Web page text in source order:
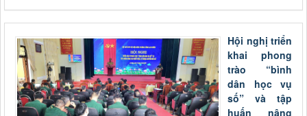
Hội nghị triển
khai phong
trào “bình
dân học vụ
số” và tập
huấn nâng